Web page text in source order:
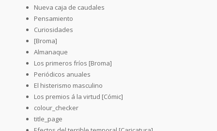
Nueva caja de caudales
Pensamiento
Curiosidades
[Broma]
Almanaque
Los primeros fríos [Broma]
Periódicos anuales
El histerismo masculino
Los premios á la virtud [Cómic]
colour_checker
title_page